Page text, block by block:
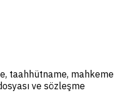
taahhütname, mahkeme
ve sözleşme